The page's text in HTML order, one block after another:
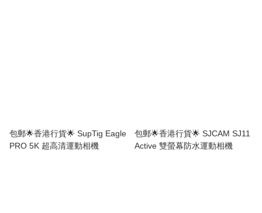
包郵🌟香港行貨🌟 SupTig Eagle
PRO 5K 超高清運動相機
包郵🌟香港行貨🌟 SJCAM SJ11
Active 雙螢幕防水運動相機